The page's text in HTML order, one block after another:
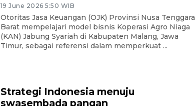
19 June 2026 5:50 WIB
Otoritas Jasa Keuangan (OJK) Provinsi Nusa Tenggara
Barat mempelajari model bisnis Koperasi Agro Niaga
(KAN) Jabung Syariah di Kabupaten Malang, Jawa
Timur, sebagai referensi dalam memperkuat ...
Strategi Indonesia menuju
swasembada pangan